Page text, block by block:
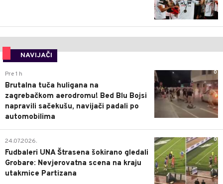
NAVIJAČI
0
Pre 1 h
Brutalna tuča huligana na
zagrebačkom aerodromu! Bed Blu Bojsi
napravili sačekušu, navijači padali po
automobilima
0
24.07.2026.
Fudbaleri UNA Štrasena šokirano gledali
Grobare: Nevjerovatna scena na kraju
utakmice Partizana